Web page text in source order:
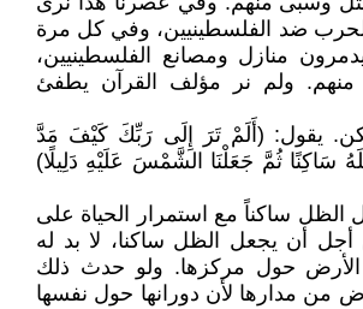
الحرب ضد الفلسطينيين، وفي كل مرة
منازل ومصانع الفلسطينيين،
منهم. ولم نر مؤلف القرآن يطفئ
يقول: (أَلَمْ تَرَ إِلَى رَبِّكَ كَيْفَ مَدَّ
سَاكِنًا ثُمَّ جَعَلْنَا الشَّمْسَ عَلَيْهِ دَلِيلًا)
الظل ساكناً مع استمرار الحياة على
أجل أن يجعل الظل ساكنا، لا بد له
حول مركزها. ولو حدث ذلك
مدارها لأن دورانها حول نفسها